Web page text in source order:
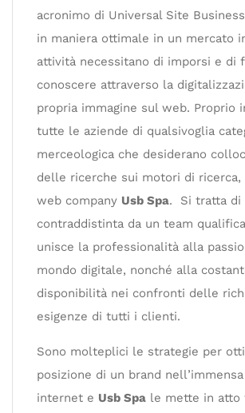
acronimo di Universal Site
in maniera ottimale in un mercato
attività necessitano di imporsi e di
conoscere attraverso la
propria immagine sul web. Proprio
tutte le aziende di qualsivoglia
merceologica che desiderano
delle ricerche sui motori di ricerca,
web company Usb Spa. Si tratta di
contraddistinta da un team
unisce la professionalità alla
mondo digitale, nonché alla
disponibilità nei confronti delle
esigenze di tutti i clienti.
Sono molteplici le strategie per
posizione di un brand
internet e Usb Spa le mette in atto